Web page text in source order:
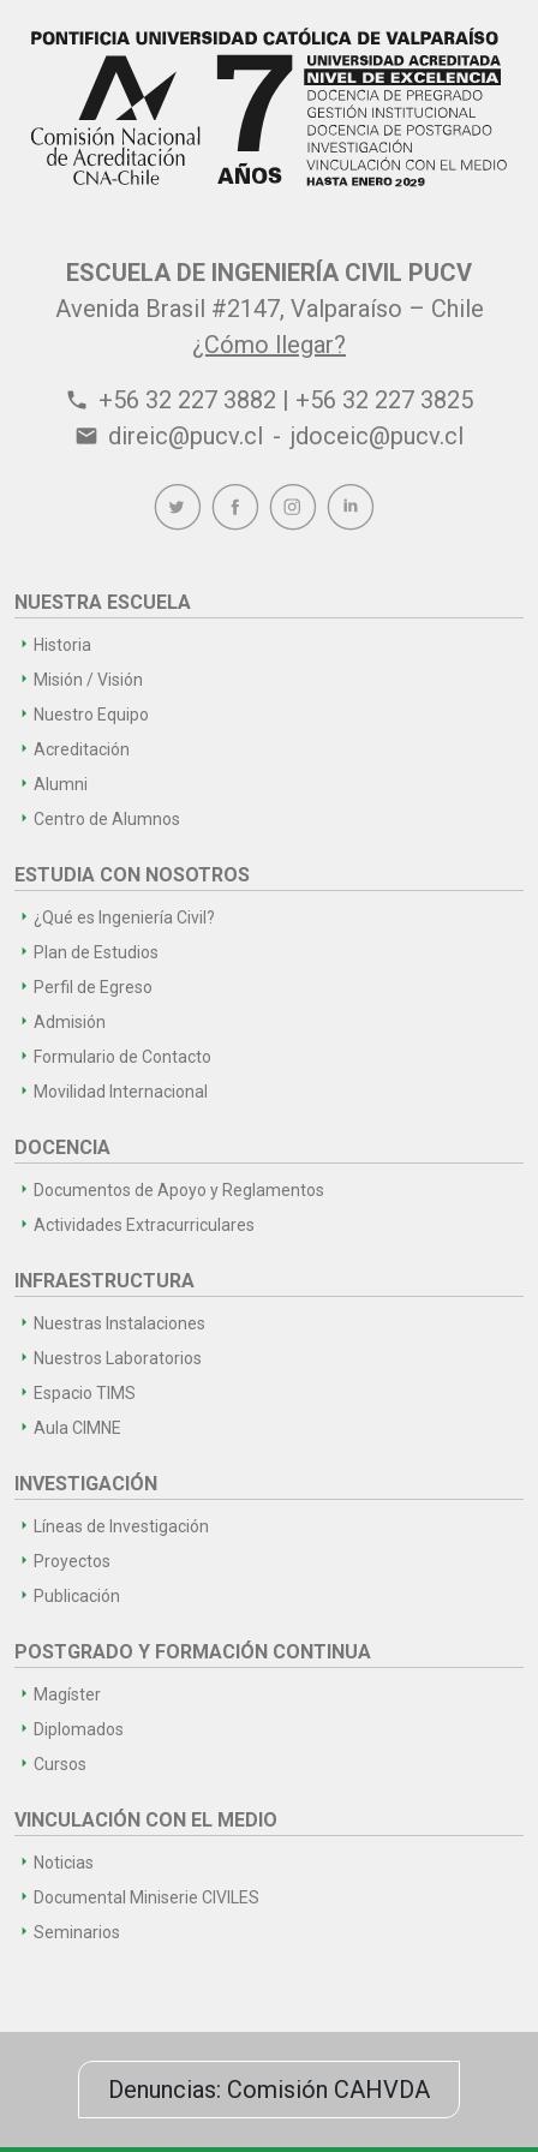
ESCUELA DE INGENIERÍA CIVIL PUCV
Avenida Brasil #2147, Valparaíso – Chile
¿Cómo llegar?
phone +56 32 227 3882 | +56 32 227 3825
email direic@pucv.cl - jdoceic@pucv.cl
NUESTRA ESCUELA
Historia
Misión / Visión
Nuestro Equipo
Acreditación
Alumni
Centro de Alumnos
ESTUDIA CON NOSOTROS
¿Qué es Ingeniería Civil?
Plan de Estudios
Perfil de Egreso
Admisión
Formulario de Contacto
Movilidad Internacional
DOCENCIA
Documentos de Apoyo y Reglamentos
Actividades Extracurriculares
INFRAESTRUCTURA
Nuestras Instalaciones
Nuestros Laboratorios
Espacio TIMS
Aula CIMNE
INVESTIGACIÓN
Líneas de Investigación
Proyectos
Publicación
POSTGRADO Y FORMACIÓN CONTINUA
Magíster
Diplomados
Cursos
VINCULACIÓN CON EL MEDIO
Noticias
Documental Miniserie CIVILES
Seminarios
Denuncias: Comisión CAHVDA